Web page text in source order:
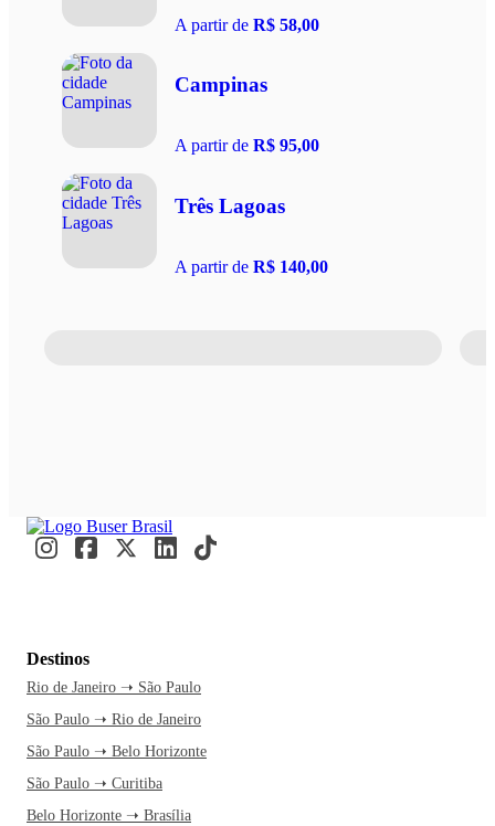
A partir de R$ 58,00
Campinas
A partir de R$ 95,00
Três Lagoas
A partir de R$ 140,00
Destinos
Rio de Janeiro ➝ São Paulo
São Paulo ➝ Rio de Janeiro
São Paulo ➝ Belo Horizonte
São Paulo ➝ Curitiba
Belo Horizonte ➝ Brasília